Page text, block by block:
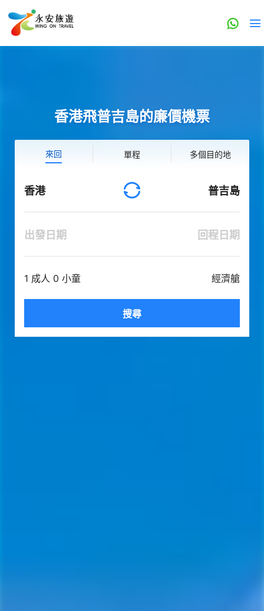
香港飛普吉島的廉價機票
來回 單程 多個目的地
香港 普吉島
出發日期 回程日期
1 成人 0 小童 經濟艙
搜尋